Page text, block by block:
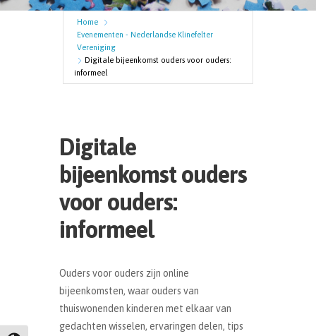
Home
Evenementen - Nederlandse Klinefelter
Vereniging
Digitale bijeenkomst ouders voor ouders:
informeel
Digitale
bijeenkomst ouders
voor ouders:
informeel
Ouders voor ouders zijn online
bijeenkomsten, waar ouders van
thuiswonenden kinderen met elkaar van
gedachten wisselen, ervaringen delen, tips